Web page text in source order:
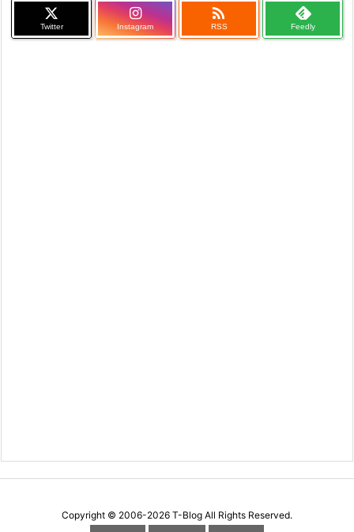
Twitter Instagram

RSS Feedly
Copyright © 2006-2026 T-Blog All Rights Reserved.